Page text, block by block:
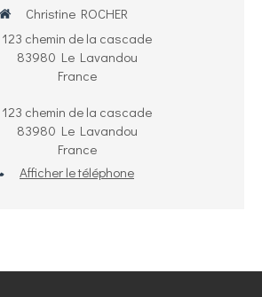
Christine ROCHER
123 chemin de la cascade
83980 Le Lavandou
France
123 chemin de la cascade
83980 Le Lavandou
France
Afficher le téléphone